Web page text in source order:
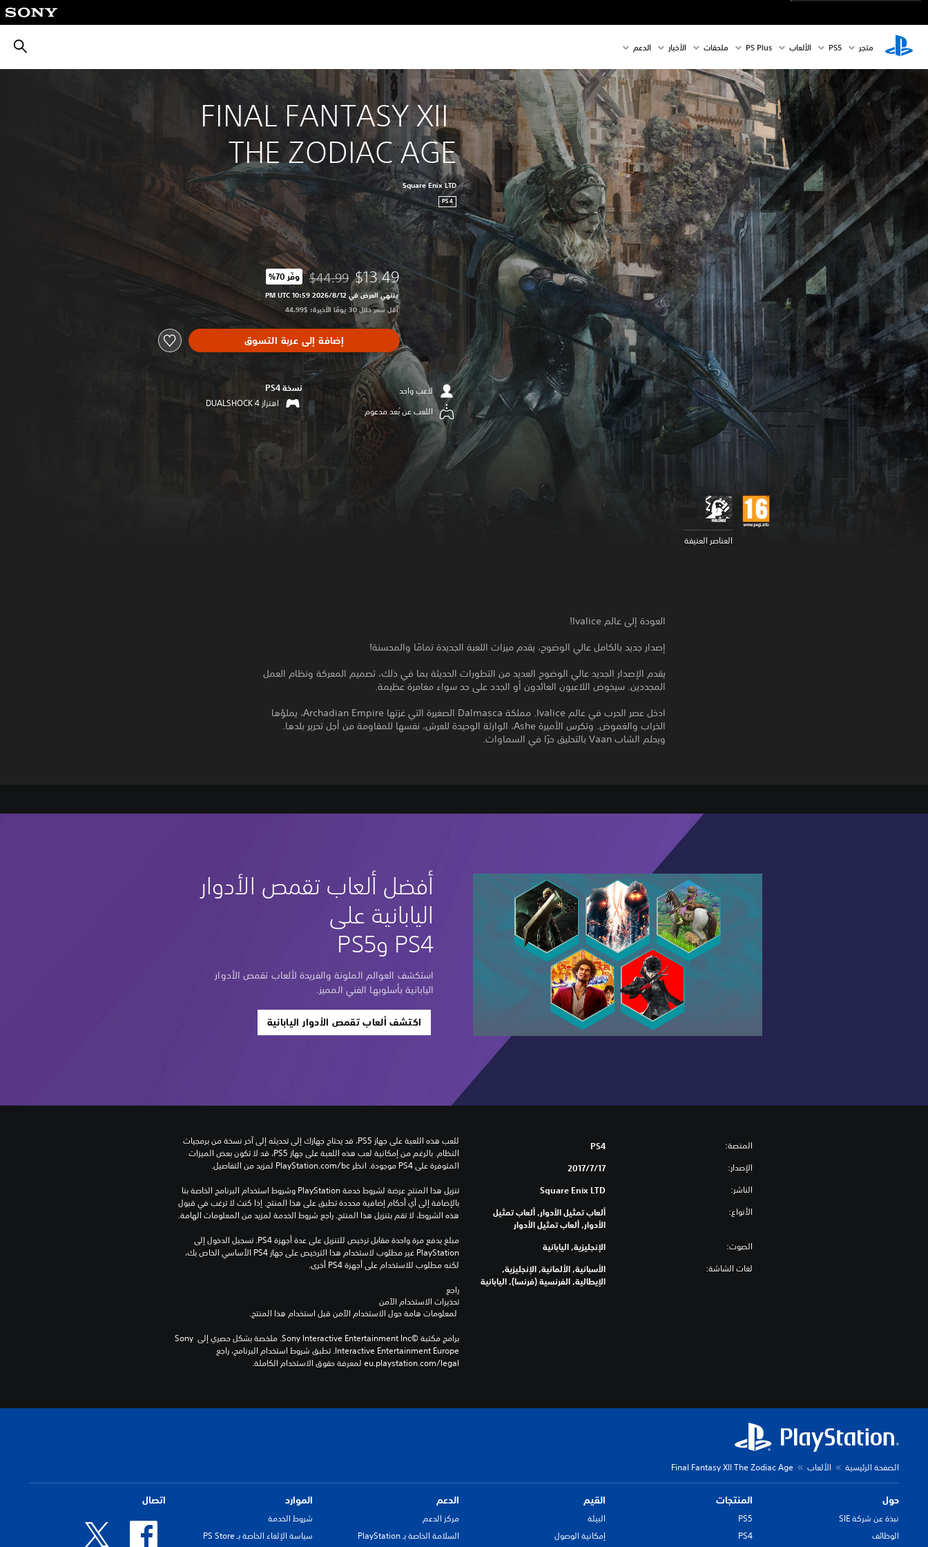
متجر PS5‏ الألعاب PS Plus ملحقات الأخبار الدعم
‎FINAL FANTASY XII
THE ZODIAC AGE
Square Enix LTD
PS4
$13.49 مخصوم من السعر الأصلي البالغ $44.99‏
$44.99 وفّر 70%‏
ينتهي العرض في 12‏/8‏/2026 10:59 PM UTC‏
أقل سعر خلال 30 يومًا الأخيرة: $44.99‏
إضافة إلى عربة التسوق
لاعب واحد
اللعب عن بُعد مدعوم
نسخة PS4‏
اهتزاز DUALSHOCK 4‏
العناصر العنيفة
العودة إلى عالم Ivalice!
إصدار جديد بالكامل عالي الوضوح، يقدم ميزات اللعبة الجديدة تمامًا والمحسنة!
يقدم الإصدار الجديد عالي الوضوح العديد من التطورات الحديثة بما في ذلك، تصميم المعركة ونظام العمل
المجددين. سيخوض اللاعبون العائدون أو الجدد على حد سواء مغامرة عظيمة.
ادخل عصر الحرب في عالم Ivalice. مملكة Dalmasca الصغيرة التي غزتها Archadian Empire، يملؤها
الخراب والغموض. وتكرس الأميرة Ashe، الوارثة الوحيدة للعرش، نفسها للمقاومة من أجل تحرير بلدها.
ويحلم الشاب Vaan بالتحليق حرًا في السماوات.
أفضل ألعاب تقمص الأدوار
اليابانية على
PS4 وPS5
استكشف العوالم الملونة والفريدة لألعاب تقمص الأدوار
اليابانية بأسلوبها الفني المميز.
اكتشف ألعاب تقمص الأدوار اليابانية
المنصة: PS4
الإصدار: 17‏/7‏/2017
الناشر: Square Enix LTD
الأنواع:
ألعاب تمثيل الأدوار, ألعاب تمثيل
الأدوار, ألعاب تمثيل الأدوار
الصوت: الإنجليزية, اليابانية
لغات الشاشة:
الأسبانية, الألمانية, الإنجليزية,
الإيطالية, الفرنسية (فرنسا), اليابانية
للعب هذه اللعبة على جهاز PS5، قد يحتاج جهازك إلى تحديثه إلى آخر نسخة من برمجيات
النظام. بالرغم من إمكانية لعب هذه اللعبة على جهاز PS5، قد لا تكون بعض الميزات
المتوفرة على PS4 موجودة. انظر ‎PlayStation.com/bc لمزيد من التفاصيل.
بالإضافة إلى أي أحكام إضافية محددة تطبق على هذا المنتج. إذا كنت لا ترغب في قبول
هذه الشروط، لا تقم بتنزيل هذا المنتج. راجع شروط الخدمة لمزيد من المعلومات الهامة.
مبلغ يدفع مرة واحدة مقابل ترخيص للتنزيل على عدة أجهزة PS4. تسجيل الدخول إلى
لكنه مطلوب للاستخدام على أجهزة PS4 أخرى.
راجع
تحذيرات الاستخدام الآمن
برامج مكتبة ©Sony Interactive Entertainment Inc. ملخصة بشكل حصري إلى Sony
eu.playstation.com/legal لمعرفة حقوق الاستخدام الكاملة.
الصفحة الرئيسية الألعاب Final Fantasy XII The Zodiac Age
حول
نبذة عن شركة SIE
الوظائف
المنتجات
PS5
PS4
القيم
البيئة
إمكانية الوصول
الدعم
مركز الدعم
السلامة الخاصة بـ PlayStation
الموارد
شروط الخدمة
سياسة الإلغاء الخاصة بـ PS Store
اتصال